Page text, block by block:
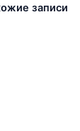
записи